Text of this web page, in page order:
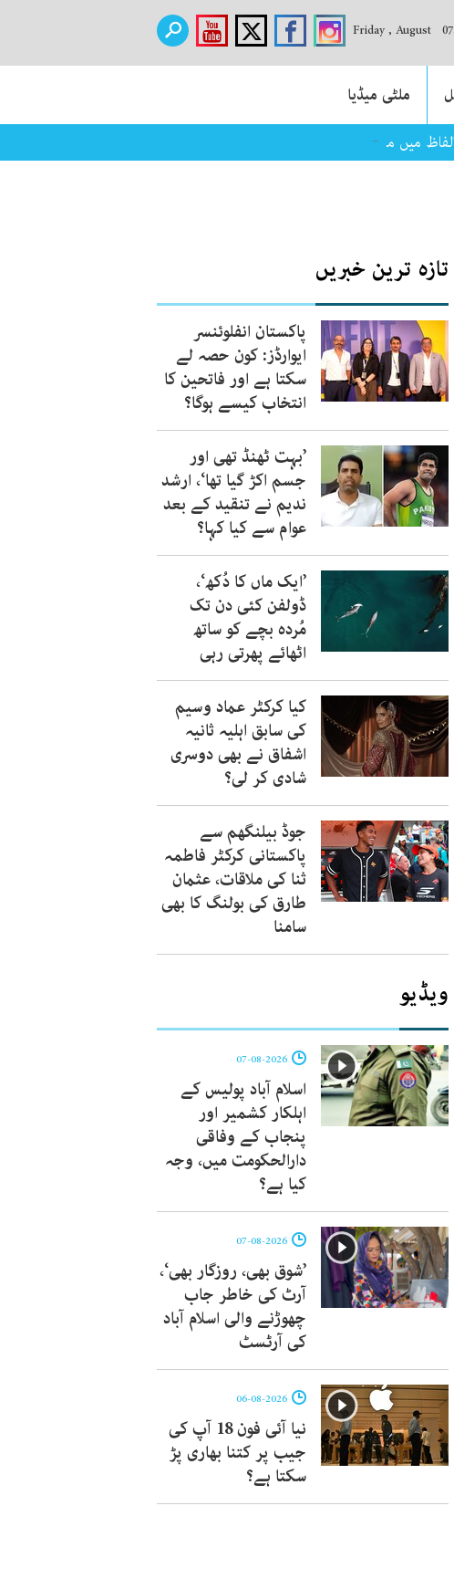
Friday , August
ملٹی میڈیا
میں مذمت
تازہ ترین خبریں
پاکستان انفلوئنسر
ایوارڈز: کون حصہ لے
سکتا ہے اور فاتحین کا
انتخاب کیسے ہوگا؟
’بہت ٹھنڈ تھی اور
جسم اکڑ گیا تھا‘، ارشد
ندیم نے تنقید کے بعد
عوام سے کیا کہا؟
’ایک ماں کا دُکھ‘،
ڈولفن کئی دن تک
مُردہ بچے کو ساتھ
اٹھائے پھرتی رہی
کیا کرکٹر عماد وسیم
کی سابق اہلیہ ثانیہ
اشفاق نے بھی دوسری
شادی کر لی؟
جوڈ بیلنگھم سے
پاکستانی کرکٹر فاطمہ
ثنا کی ملاقات، عثمان
طارق کی بولنگ کا بھی
سامنا
ویڈیو
اسلام آباد پولیس کے
اہلکار کشمیر اور
پنجاب کے وفاقی
دارالحکومت میں، وجہ
کیا ہے؟
’شوق بھی، روزگار بھی‘،
آرٹ کی خاطر جاب
چھوڑنے والی اسلام آباد
کی آرٹسٹ
نیا آئی فون 18 آپ کی
جیب پر کتنا بھاری پڑ
سکتا ہے؟